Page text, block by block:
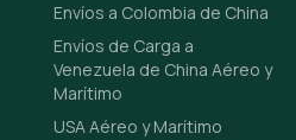
Envíos a Colombia de China
Envíos de Carga a
Venezuela de China Aéreo y
Marítimo
USA Aéreo y Marítimo